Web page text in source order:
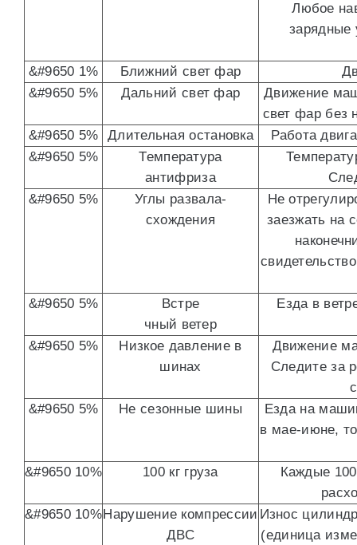
Любое
зарядные
&#9650 1% Ближний свет фар
&#9650 5%
Дальний свет фар
Движение
свет фар без
&#9650 5%
Длительная остановка
Работа
&#9650 5%
Температура
антифриза
&#9650 5%
Углы развала-
схождения
Не
заезжать на
&#9650 5%
Встре
чный ветер
Езда в
&#9650 5%
Низкое давление в
шинах
Движение
Следите за
&#9650 5%
Не сезонные шины
Езда на
в мае-июне,
&#9650 10% 100 кг груза
Каждые
&#9650 10%Нарушение компрессии
ДВС
Износ
(единица